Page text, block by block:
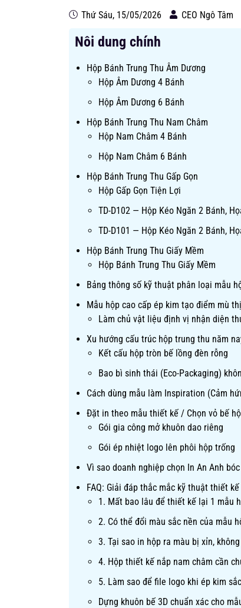
Thứ Sáu, 15/05/2026 CEO Ngô Tâm
Nôi dung chính
Hộp Bánh Trung Thu Âm Dương
Hộp Âm Dương 4 Bánh
Hộp Âm Dương 6 Bánh
Hộp Bánh Trung Thu Nam Châm
Hộp Nam Châm 4 Bánh
Hộp Nam Châm 6 Bánh
Hộp Bánh Trung Thu Gấp Gọn
Hộp Gấp Gọn Tiện Lợi
TD-D102 — Hộp Kéo Ngăn 2 Bánh,
TD-D101 — Hộp Kéo Ngăn 2 Bánh,
Hộp Bánh Trung Thu Giấy Mềm
Hộp Bánh Trung Thu Giấy Mềm
Bảng thông số kỹ thuật phân loại mẫu
Mẫu hộp cao cấp ép kim tạo điểm mù
Làm chủ vật liệu định vị nhận diện
Xu hướng cấu trúc hộp trung thu năm
Kết cấu hộp tròn bế lồng đèn rỗng
Bao bì sinh thái (Eco-Packaging)
Cách dùng mẫu làm Inspiration (Cảm
Đặt in theo mẫu thiết kế / Chọn vỏ bế
Gói gia công mở khuôn dao riêng
Gói ép nhiệt logo lên phôi hộp trống
Vì sao doanh nghiệp chọn In An Anh
FAQ: Giải đáp thắc mắc kỹ thuật thiết
1. Mất bao lâu để thiết kế lại 1 mẫu
2. Có thể đổi màu sắc nền của mẫu
3. Tại sao in hộp ra màu bị xỉn,
4. Hộp thiết kế nắp nam châm cần
5. Làm sao để file logo khi ép kim
Dựng khuôn bế 3D chuẩn xác cho